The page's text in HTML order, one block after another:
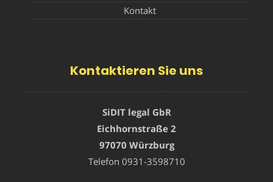
Kontakt
Kontaktieren Sie uns
SiDIT legal GbR
Eichhornstraße 2
97070 Würzburg
Telefon 0931-3598710